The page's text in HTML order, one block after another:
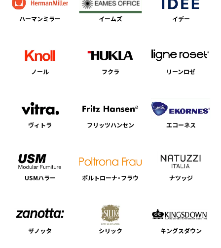
ハーマンミラー イームズ イデー
ノール フクラ リーンロゼ
ヴィトラ フリッツハンセン エコーネス
USMハラー ポルトローナ・フラウ ナツッジ
ザノッタ シリック キングスダウン